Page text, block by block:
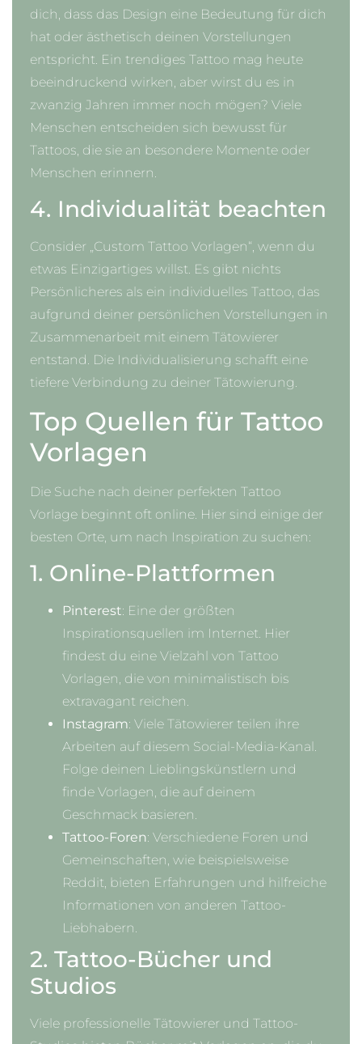
dich, dass das Design eine Bedeutung für dich
hat oder ästhetisch deinen Vorstellungen
entspricht. Ein trendiges Tattoo mag heute
beeindruckend wirken, aber wirst du es in
zwanzig Jahren immer noch mögen? Viele
Menschen entscheiden sich bewusst für
Tattoos, die sie an besondere Momente oder
Menschen erinnern.
4. Individualität beachten
Consider „Custom Tattoo Vorlagen“, wenn du
etwas Einzigartiges willst. Es gibt nichts
Persönlicheres als ein individuelles Tattoo, das
aufgrund deiner persönlichen Vorstellungen in
Zusammenarbeit mit einem Tätowierer
entstand. Die Individualisierung schafft eine
tiefere Verbindung zu deiner Tätowierung.
Top Quellen für Tattoo
Vorlagen
Die Suche nach deiner perfekten Tattoo
Vorlage beginnt oft online. Hier sind einige der
besten Orte, um nach Inspiration zu suchen:
1. Online-Plattformen
Pinterest: Eine der größten
Inspirationsquellen im Internet. Hier
findest du eine Vielzahl von Tattoo
Vorlagen, die von minimalistisch bis
extravagant reichen.
Instagram: Viele Tätowierer teilen ihre
Arbeiten auf diesem Social-Media-Kanal.
Folge deinen Lieblingskünstlern und
finde Vorlagen, die auf deinem
Geschmack basieren.
Tattoo-Foren: Verschiedene Foren und
Gemeinschaften, wie beispielsweise
Reddit, bieten Erfahrungen und hilfreiche
Informationen von anderen Tattoo-
Liebhabern.
2. Tattoo-Bücher und
Studios
Viele professionelle Tätowierer und Tattoo-